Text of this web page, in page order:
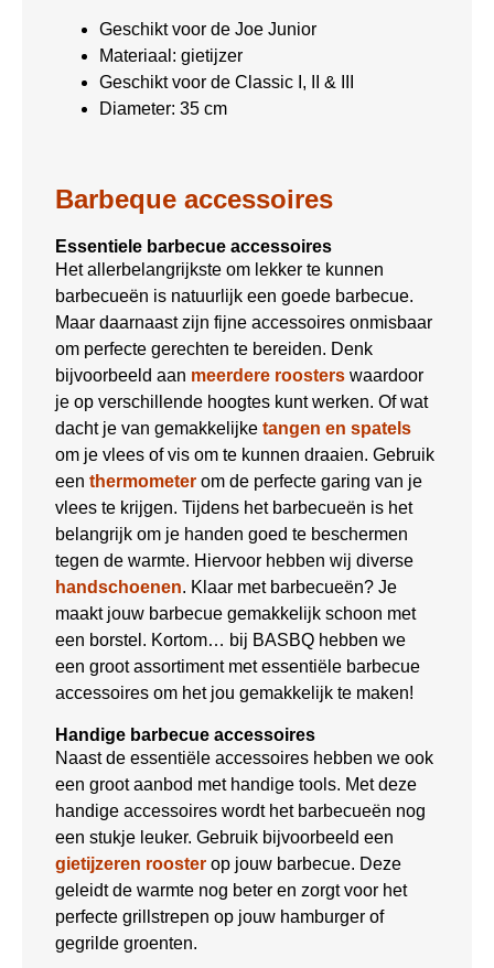
Geschikt voor de Joe Junior
Materiaal: gietijzer
Geschikt voor de Classic I, II & III
Diameter: 35 cm
Barbeque accessoires
Essentiele barbecue accessoires
Het allerbelangrijkste om lekker te kunnen
barbecueën is natuurlijk een goede barbecue.
Maar daarnaast zijn fijne accessoires onmisbaar
om perfecte gerechten te bereiden. Denk
bijvoorbeeld aan meerdere roosters waardoor
je op verschillende hoogtes kunt werken. Of wat
dacht je van gemakkelijke tangen en spatels
om je vlees of vis om te kunnen draaien. Gebruik
een thermometer om de perfecte garing van je
vlees te krijgen. Tijdens het barbecueën is het
belangrijk om je handen goed te beschermen
tegen de warmte. Hiervoor hebben wij diverse
handschoenen. Klaar met barbecueën? Je
maakt jouw barbecue gemakkelijk schoon met
een borstel. Kortom… bij BASBQ hebben we
een groot assortiment met essentiële barbecue
accessoires om het jou gemakkelijk te maken!
Handige barbecue accessoires
Naast de essentiële accessoires hebben we ook
een groot aanbod met handige tools. Met deze
handige accessoires wordt het barbecueën nog
een stukje leuker. Gebruik bijvoorbeeld een
gietijzeren rooster op jouw barbecue. Deze
geleidt de warmte nog beter en zorgt voor het
perfecte grillstrepen op jouw hamburger of
gegrilde groenten.